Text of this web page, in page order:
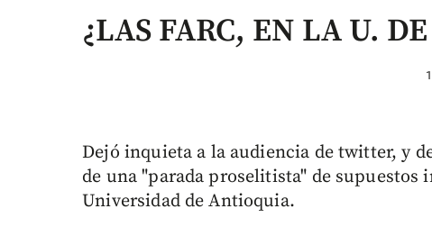
¿LAS FARC, EN LA U.
Dejó inquieta a la audiencia de twitter, y
de una "parada proselitista" de
Universidad de Antioquia.